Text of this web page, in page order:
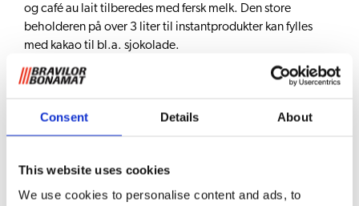
Consent Details About
This website uses cookies
We use cookies to personalise content and ads, to
og café au lait tilberedes med fersk melk. Den store
beholderen på over 3 liter til instantprodukter kan fylles
med kakao til bl.a. sjokolade.
Egenskaper Esprecious 21L
Bean-to-cup: brygging med nykvernede kaffebønner
Dobbelt utløp: brygger to drikker samtidig
Profesjonell kvern og bryggedel: for perfekt kvernet